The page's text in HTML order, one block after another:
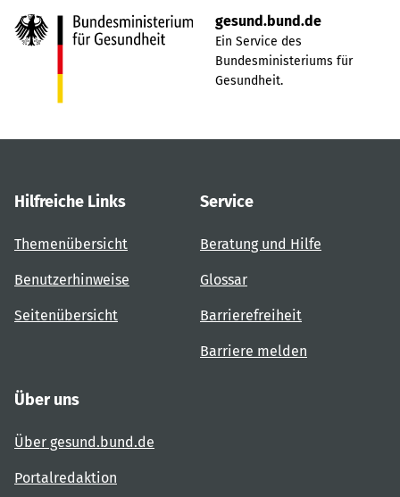
gesund.bund.de
Ein Service des
Bundesministeriums für
Gesundheit.
Hilfreiche Links
Themenübersicht
Benutzerhinweise
Seitenübersicht
Service
Beratung und Hilfe
Glossar
Barrierefreiheit
Barriere melden
Über uns
Über gesund.bund.de
Portalredaktion